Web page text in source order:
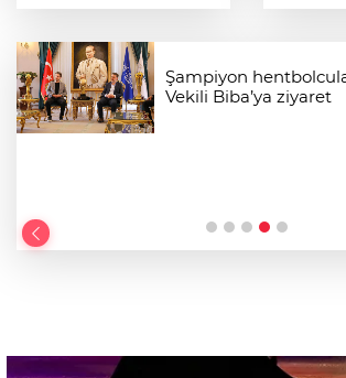
Şampiyon
Vekili Biba’ya ziyaret